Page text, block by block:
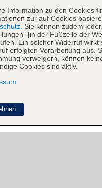
Information zu den Cookies
zur auf Cookies
Sie können zudem
[in der Fußzeile der
Ein solcher Widerruf
erfolgten Verarbeitung aus.
verweigern, können
Cookies sind aktiv.